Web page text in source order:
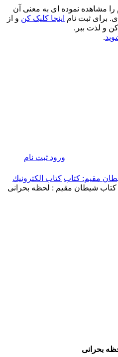
را مشاهده نموده ای به معنی آن
برای ثبت نام اینجا کلیک کن و از
کن و لذت ببر.
.
ورود ثبت نام
مقيم: كتاب كتاب الكترونيك
شیطان مقیم : لحظه بحرانی
بحرانی